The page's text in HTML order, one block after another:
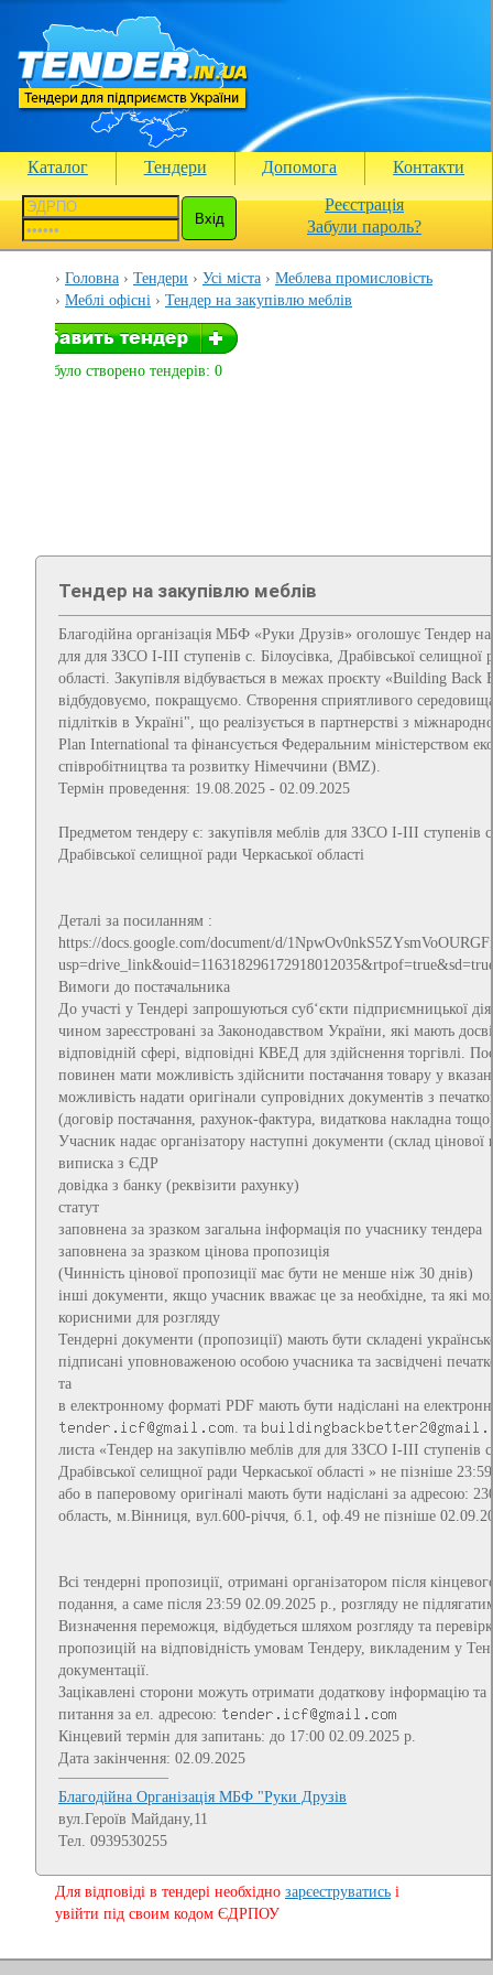
Каталог Тендери Допомога
Контакти
Реєстрація
Забули пароль?
Головна Тендери Усі міста
Меблева промисловість
Меблі офісні
Тендер на закупівлю меблів
Вами було створено тендерів: 0
Тендер на закупівлю меблів
Благодійна організація МБФ «Руки Друзів» оголошує Тендер
для для ЗЗСО І-ІІІ ступенів с. Білоусівка, Драбівської селищної
області. Закупівля відбувається в межах проєкту «Building Вack
відбудовуємо, покращуємо. Створення сприятливого
підлітків в Україні", що реалізується в партнерстві з
Plan International та фінансується Федеральним міністерством
співробітництва та розвитку Німеччини (BMZ).
Термін проведення: 19.08.2025 - 02.09.2025
Предметом тендеру є: закупівля меблів для ЗЗСО І-ІІІ ступенів
Драбівської селищної ради Черкаської області
Деталі за посиланням :
https://docs.google.com/document/d/
Вимоги до постачальника
До участі у Тендері запрошуються суб‘єкти підприємницької
чином зареєстровані за Законодавством України, які мають
відповідній сфері, відповідні КВЕД для здійснення торгівлі.
повинен мати можливість здійснити постачання товару у
можливість надати оригінали супровідних документів з
(договір постачання, рахунок-фактура, видаткова накладна
Учасник надає організатору наступні документи (склад цінової
виписка з ЄДР
довідка з банку (реквізити рахунку)
статут
заповнена за зразком загальна інформація по учаснику тендера
заповнена за зразком цінова пропозиція
(Чинність цінової пропозиції має бути не менше ніж 30 днів)
інші документи, якщо учасник вважає це за необхідне, та які
корисними для розгляду
Тендерні документи (пропозиції) мають бути складені
підписані уповноваженою особою учасника та засвідчені
та
в електронному форматі PDF мають бути надіслані на
. та
листа «Тендер на закупівлю меблів для для ЗЗСО І-ІІІ ступенів
Драбівської селищної ради Черкаської області » не пізніше
або в паперовому оригіналі мають бути надіслані за адресою:
область, м.Вінниця, вул.600-річчя, б.1, оф.49 не пізніше
Всі тендерні пропозиції, отримані організатором після
подання, а саме після 23:59 02.09.2025 р., розгляду не
Визначення переможця, відбудеться шляхом розгляду та
пропозицій на відповідність умовам Тендеру, викладеним у
документації.
Зацікавлені сторони можуть отримати додаткову інформацію та
питання за ел. адресою:
Кінцевий термін для запитань: до 17:00 02.09.2025 р.
Дата закінчення: 02.09.2025
Благодійна Організація МБФ "Руки Друзів
вул.Героїв Майдану,11
Тел. 0939530255
Для відповіді в тендері необхідно зарєеструватись і
увійти під своим кодом ЄДРПОУ